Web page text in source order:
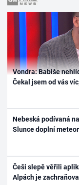
Vondra: Babiše
Čekal jsem od vás
Nebeská podívaná
Slunce doplní
Češi slepě věřili
Alpách je